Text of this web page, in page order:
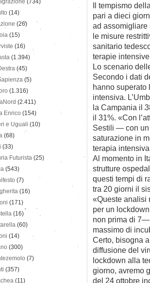
Il tempismo
pari a dieci
ad assomigliare
le misure
sanitario
terapie
Lo scenario
Secondo i dati
hanno superato
intensiva.
la Campania il
il 31%. «Con
Sestili — con un
saturazione in
terapia
Al momento in
strutture
questi tempi di
tra 20 giorni il
«Queste analisi
per un
non prima di
massimo di
Certo, bisogna
diffusione del
lockdown alla
giorno, avremo
del 24 ottobre
(734)
(14)
(26)
(15)
(16)
(1.394)
(45)
(5)
(1.316)
(2.411)
Enrico (154)
e Uguali (10)
(68)
(33)
Futurista (25)
(543)
(7)
(16)
(171)
(16)
(60)
(14)
(300)
(7)
(357)
(11)